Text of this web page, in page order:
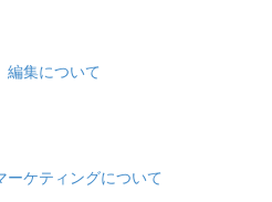
編集について
ーケティングについて